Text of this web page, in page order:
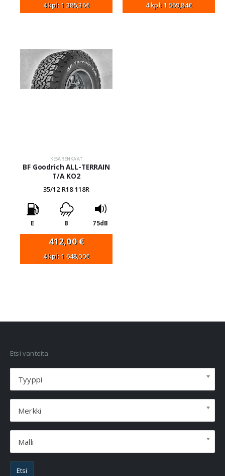
4 kpl: 1 385,36€ 4 kpl: 1 569,84€
KESÄRENKAAT
BF Goodrich ALL-TERRAIN
T/A KO2
35/12 R18 118R
E B 75dB
412,00€
4 kpl: 1 648,00€
Etsi vanteita
Tyyppi
Merkki
Malli
Etsi